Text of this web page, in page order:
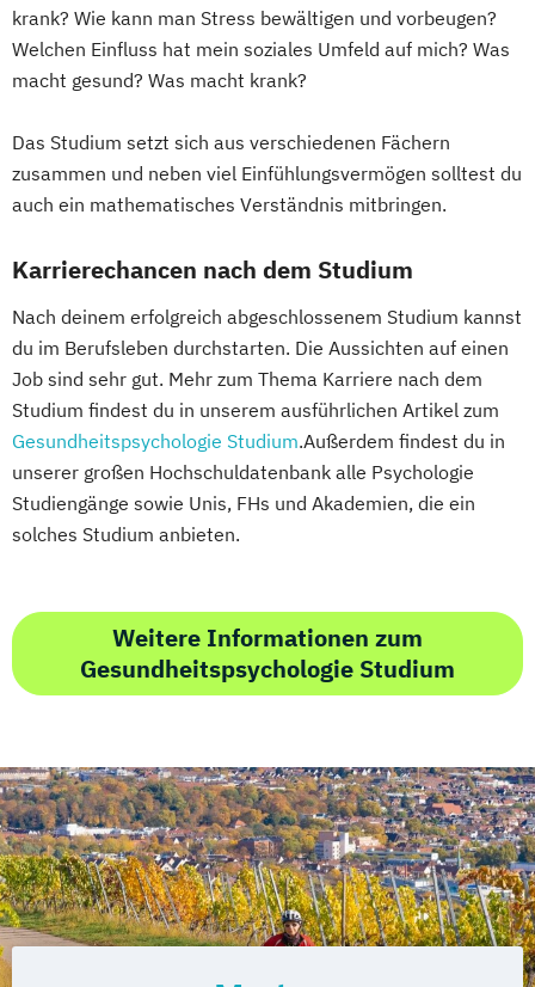
krank? Wie kann man Stress bewältigen und vorbeugen?
Welchen Einfluss hat mein soziales Umfeld auf mich? Was
macht gesund? Was macht krank?
Das Studium setzt sich aus verschiedenen Fächern
zusammen und neben viel Einfühlungsvermögen solltest du
auch ein mathematisches Verständnis mitbringen.
Karrierechancen nach dem Studium
Nach deinem erfolgreich abgeschlossenem Studium kannst
du im Berufsleben durchstarten. Die Aussichten auf einen
Job sind sehr gut. Mehr zum Thema Karriere nach dem
Studium findest du in unserem ausführlichen Artikel zum
Gesundheitspsychologie Studium.Außerdem findest du in
unserer großen Hochschuldatenbank alle Psychologie
Studiengänge sowie Unis, FHs und Akademien, die ein
solches Studium anbieten.
Weitere Informationen zum
Gesundheitspsychologie Studium